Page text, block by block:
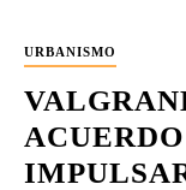
URBANISMO